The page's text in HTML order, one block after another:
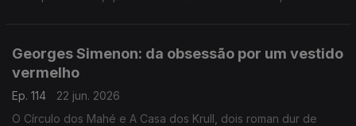
Caetano, fala-se também do Festival Babell, que começa esta
quarta-feita no Porto, o maior investimento de sempre no
nosso país num evento literário, iniciativa da Livraria Lello.
Georges Simenon: da obsessão por um vestido
vermelho
Ep. 114
22 jun. 2026
O Círculo dos Mahé e A Casa dos Krull, dois roman dur de